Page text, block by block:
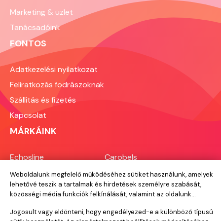
fejlődést is támogatja: ha a vendég
tisztességesnek érzi az árat és az
ehhez kapott minőséget, visszajár,
ajánl, és kevésbé vándorol el egy
néhány száz forintos különbség miatt.
Ebben a cikkben végigvesszük, milyen
tényezők alakítják az árat, konkrét
tájékoztató árakat adunk városi és
vidéki bontásban, és bemutatjuk
azokat az árképzési modelleket,
amelyekből a saját szalonodra szabva
építkezhetsz. A számítás technikai
részét, vagyis hogyan állapítsd meg a
Marketing & üzlet
Tanácsadóink
FONTOS
Adatkezelési nyilatkozat
Feliratkozás fodrászoknak
Szállítás és fizetés
Kapcsolat
MÁRKÁINK
Echosline
Everygreen
RRLine
Elchim
Carobels
Perfect Beauty
Hair Toxx
Bioscalin